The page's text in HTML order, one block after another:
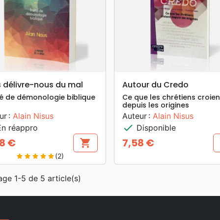
searchAPERÇU RAPIDE
délivre-nous du mal
de démonologie biblique
: Alain Nisus
réappro
€ shopping_cart
star star star star star(2)
searchAPERÇU RAPIDE
Autour du Credo
Ce que les chrétiens
depuis les origines
Auteur : Alain Nisus
check Disponible
Prix
7,58 €
1-5 de 5 article(s)